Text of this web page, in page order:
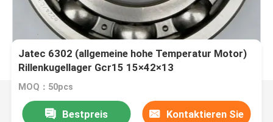
Jatec 6302 (allgemeine hohe Temperatur Motor)
Rillenkugellager Gcr15 15×42×13
MOQ：50pcs
Bestpreis Kontaktieren Sie